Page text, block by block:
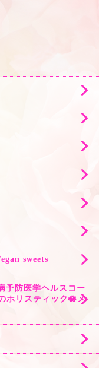
sweets
防医学ヘルスコー
リスティック🪷メ